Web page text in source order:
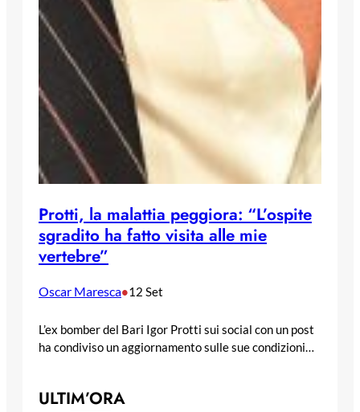
Protti, la malattia peggiora: “L’ospite
sgradito ha fatto visita alle mie
vertebre”
Oscar Maresca•12 Set
L’ex bomber del Bari Igor Protti sui social con un post
ha condiviso un aggiornamento sulle sue condizioni…
ULTIM’ORA